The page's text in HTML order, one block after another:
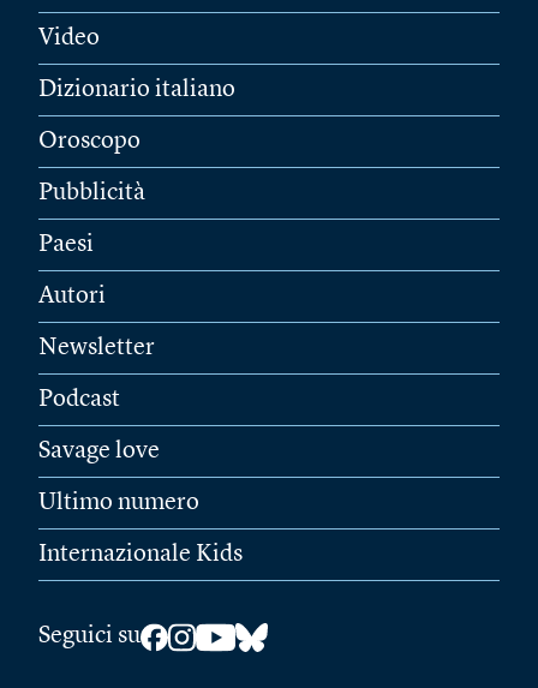
Video
Dizionario italiano
Oroscopo
Pubblicità
Paesi
Autori
Newsletter
Podcast
Savage love
Ultimo numero
Internazionale Kids
Seguici su